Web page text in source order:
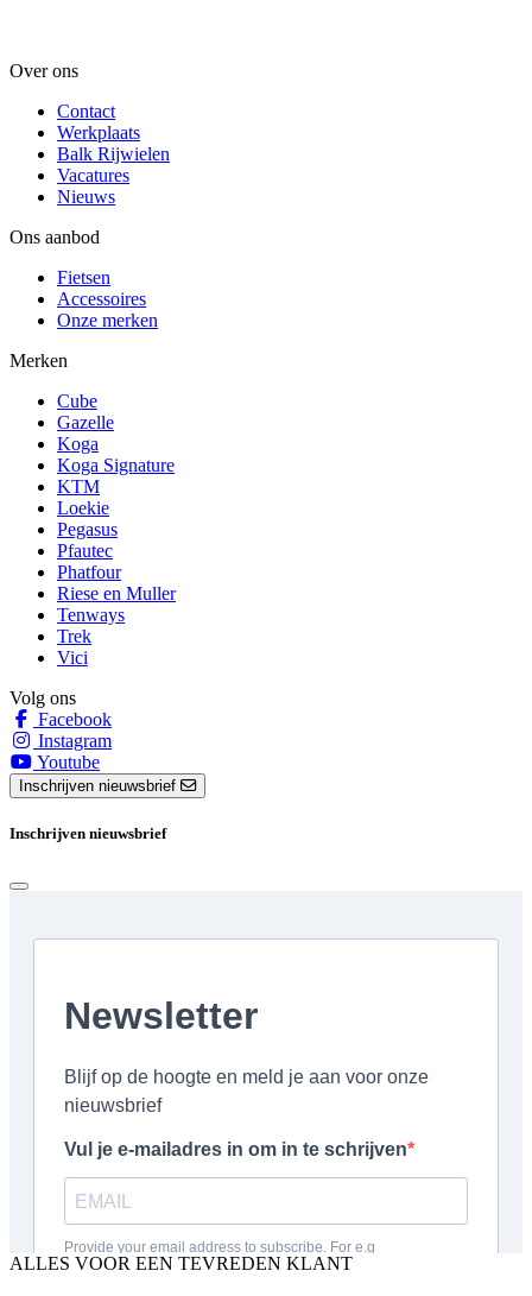
Over ons
Contact
Werkplaats
Balk Rijwielen
Vacatures
Nieuws
Ons aanbod
Fietsen
Accessoires
Onze merken
Merken
Cube
Gazelle
Koga
Koga Signature
KTM
Loekie
Pegasus
Pfautec
Phatfour
Riese en Muller
Tenways
Trek
Vici
Volg ons
Facebook
Instagram
Youtube
Inschrijven nieuwsbrief
Inschrijven nieuwsbrief
ALLES VOOR EEN TEVREDEN KLANT